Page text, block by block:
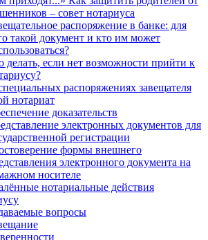
– совет нотариуса
распоряжение в банке: для
такой документ и кто им может
делать, если нет возможности прийти к
распоряжениях завещателя
нотариат
доказательств
электронных документов для
регистрации
формы внешнего
электронного документа на
носителе
нотариальные действия
вопросы